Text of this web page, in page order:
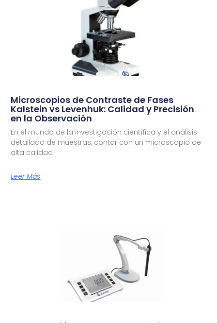
Microscopios de Contraste de Fases
Kalstein vs Levenhuk: Calidad y Precisión
en la Observación
En el mundo de la investigación científica y el análisis
detallado de muestras, contar con un microscopio de
alta calidad
Leer Más